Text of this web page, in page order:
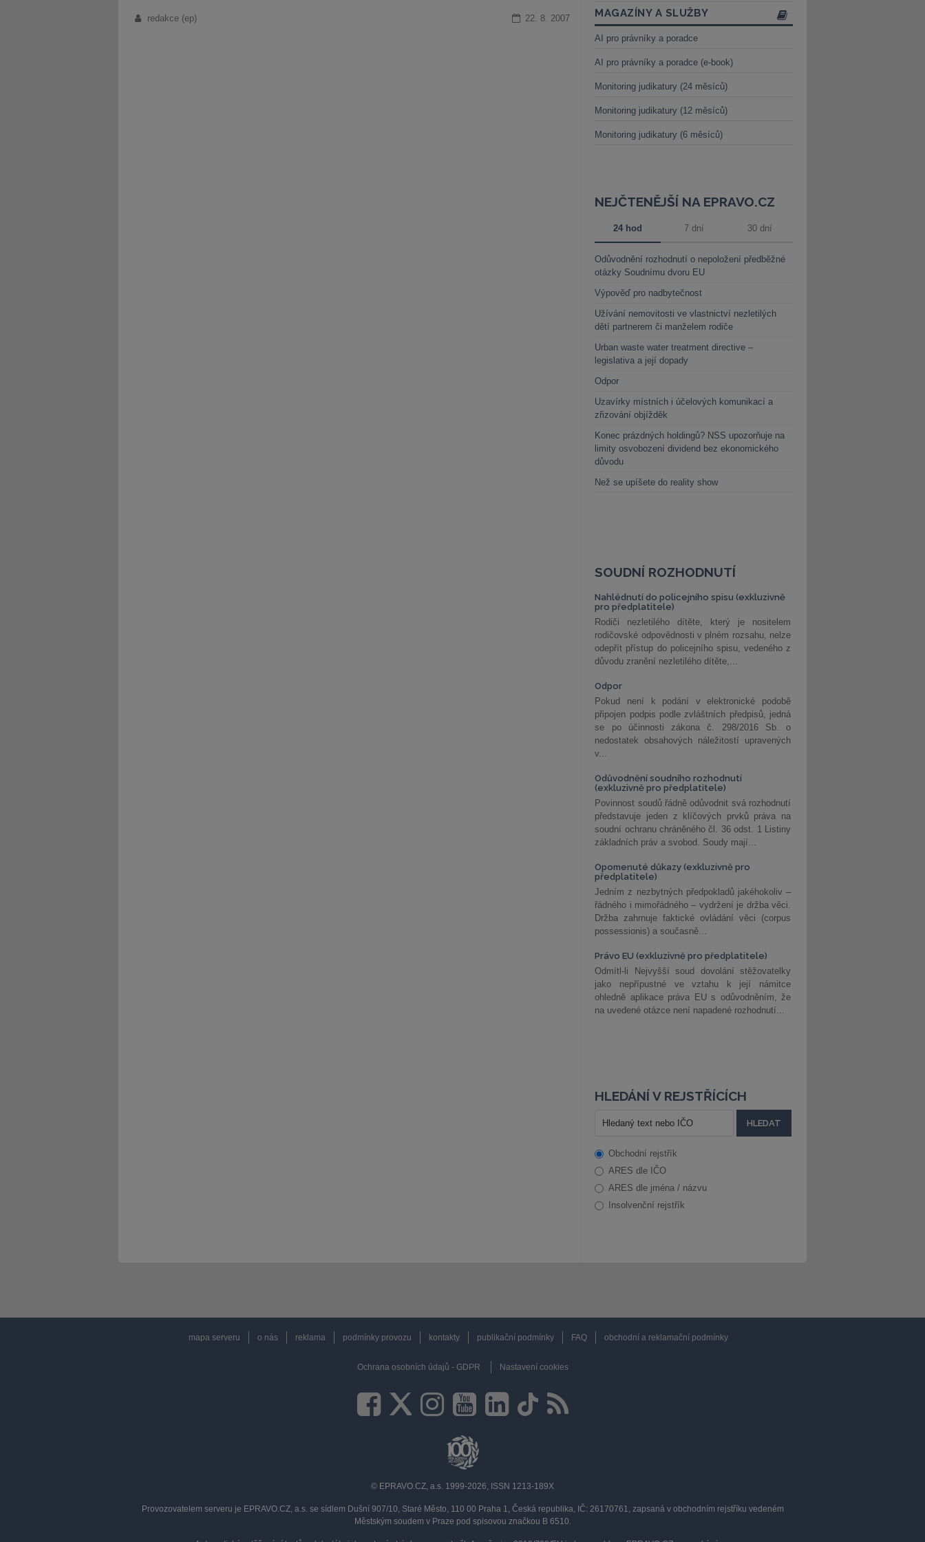
redakce (ep) 22. 8. 2007 MAGAZÍNY A SLUŽBY
AI pro právníky a poradce
AI pro právníky a poradce (e-book)
Monitoring judikatury (24 měsíců)
Monitoring judikatury (12 měsíců)
Monitoring judikatury (6 měsíců)
NEJČTENĚJŠÍ NA EPRAVO.CZ
24 hod 7 dní 30 dní
Odůvodnění rozhodnutí o nepoložení předběžné
otázky Soudnímu dvoru EU
Výpověď pro nadbytečnost
Užívání nemovitosti ve vlastnictví nezletilých
dětí partnerem či manželem rodiče
Urban waste water treatment directive –
legislativa a její dopady
Odpor
Uzavírky místních i účelových komunikací a
zřizování objížděk
Konec prázdných holdingů? NSS upozorňuje na
limity osvobození dividend bez ekonomického
důvodu
Než se upíšete do reality show
SOUDNÍ ROZHODNUTÍ
Nahlédnutí do policejního spisu (exkluzivně
pro předplatitele)
Rodiči nezletilého dítěte, který je nositelem
rodičovské odpovědnosti v plném rozsahu, nelze
odepřít přístup do policejního spisu, vedeného z
důvodu zranění nezletilého dítěte,...
Odpor
Pokud není k podání v elektronické podobě
připojen podpis podle zvláštních předpisů, jedná
se po účinnosti zákona č. 298/2016 Sb. o
nedostatek obsahových náležitostí upravených
v...
Odůvodnění soudního rozhodnutí
(exkluzivně pro předplatitele)
Povinnost soudů řádně odůvodnit svá rozhodnutí
představuje jeden z klíčových prvků práva na
soudní ochranu chráněného čl. 36 odst. 1 Listiny
základních práv a svobod. Soudy mají...
Opomenuté důkazy (exkluzivně pro
předplatitele)
Jedním z nezbytných předpokladů jakéhokoliv –
řádného i mimořádného – vydržení je držba věci.
Držba zahrnuje faktické ovládání věci (corpus
possessionis) a současně...
Právo EU (exkluzivně pro předplatitele)
Odmítl-li Nejvyšší soud dovolání stěžovatelky
jako nepřípustné ve vztahu k její námitce
ohledně aplikace práva EU s odůvodněním, že
na uvedené otázce není napadené rozhodnutí...
HLEDÁNÍ V REJSTŘÍCÍCH
Obchodní rejstřík
ARES dle IČO
ARES dle jména / názvu
Insolvenční rejstřík
mapa serveru o nás reklama podmínky provozu kontakty publikační podmínky FAQ obchodní a reklamační podmínky
Ochrana osobních údajů - GDPR Nastavení cookies
© EPRAVO.CZ, a.s. 1999-2026, ISSN 1213-189X
Provozovatelem serveru je EPRAVO.CZ, a.s. se sídlem Dušní 907/10, Staré Město, 110 00 Praha 1, Česká republika, IČ: 26170761, zapsaná v obchodním rejstříku vedeném
Městským soudem v Praze pod spisovou značkou B 6510.